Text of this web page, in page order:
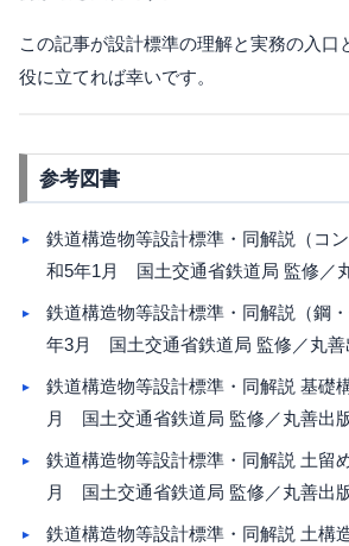
この記事が設計標準の理解と実務の入口
役に立てれば幸いです。
参考図書
鉄道構造物等設計標準・同解説（コ
和5年1月 国土交通省鉄道局 監修／
鉄道構造物等設計標準・同解説（鋼
年3月 国土交通省鉄道局 監修／丸善
鉄道構造物等設計標準・同解説 基
月 国土交通省鉄道局 監修／丸善出
鉄道構造物等設計標準・同解説 土
月 国土交通省鉄道局 監修／丸善出
鉄道構造物等設計標準・同解説 土構